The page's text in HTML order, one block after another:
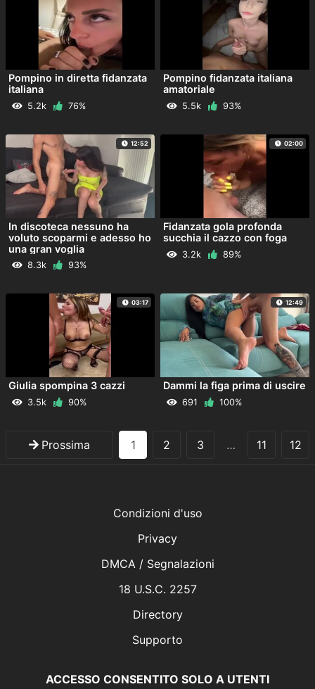
Pompino in diretta fidanzata
italiana
5.2k 76%
Pompino fidanzata italiana
amatoriale
5.5k 93%
12:52
In discoteca nessuno ha
voluto scoparmi e adesso ho
una gran voglia
8.3k 93%
02:00
Fidanzata gola profonda
succhia il cazzo con foga
3.2k 89%
03:17
Giulia spompina 3 cazzi
3.5k 90%
12:49
Dammi la figa prima di uscire
691 100%
Prossima 1 2 3 … 11 12
Condizioni d'uso
Privacy
DMCA / Segnalazioni
18 U.S.C. 2257
Directory
Supporto
ACCESSO CONSENTITO SOLO A UTENTI